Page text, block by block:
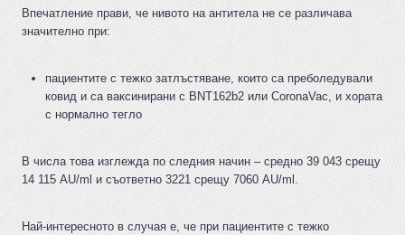
Впечатление прави, че нивото на антитела не се различава
значително при:
пациентите с тежко затлъстяване, които са преболедували
ковид и са ваксинирани с BNT162b2 или CoronaVac, и хората
с нормално тегло
В числа това изглежда по следния начин – средно 39 043 срещу
14 115 AU/ml и съответно 3221 срещу 7060 AU/ml.
Най-интересното в случая е, че при пациентите с тежко